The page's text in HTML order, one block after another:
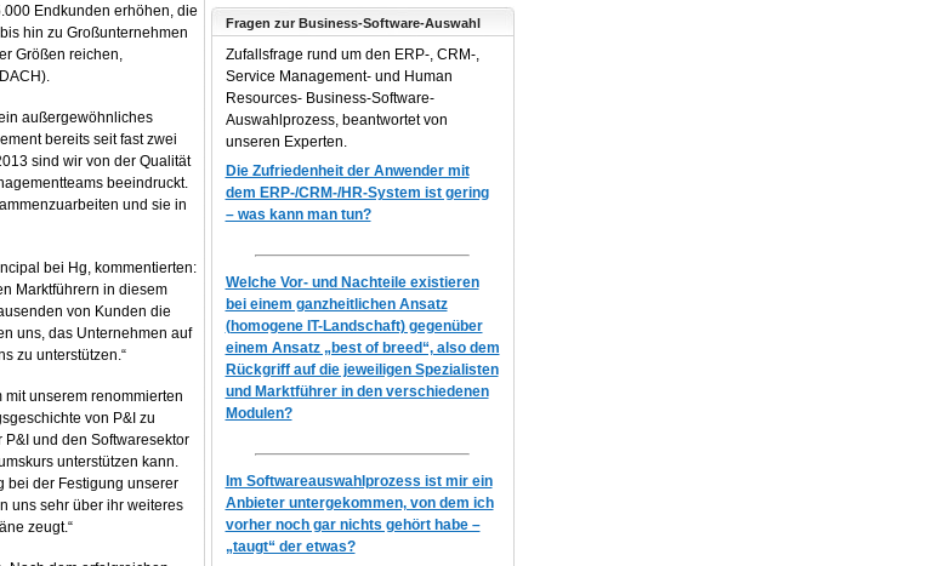
Endkunden erhöhen, die
hin zu Großunternehmen
Größen reichen,
außergewöhnliches
bereits seit fast zwei
sind wir von der Qualität
beeindruckt.
und sie in
bei Hg, kommentierten:
Marktführern in diesem
von Kunden die
uns, das Unternehmen auf
zu unterstützen.“
mit unserem renommierten
von P&I zu
und den Softwaresektor
unterstützen kann.
bei der Festigung unserer
uns sehr über ihr weiteres
zeugt.“
Fragen zur Business-Software-Auswahl
Zufallsfrage rund um den ERP-, CRM-,
Service Management- und Human
Resources- Business-Software-
Auswahlprozess, beantwortet von
unseren Experten.
Die Zufriedenheit der Anwender mit
dem ERP-/CRM-/HR-System ist gering
– was kann man tun?
Welche Vor- und Nachteile existieren
bei einem ganzheitlichen Ansatz
(homogene IT-Landschaft) gegenüber
einem Ansatz „best of breed“, also dem
Rückgriff auf die jeweiligen Spezialisten
und Marktführer in den verschiedenen
Modulen?
Im Softwareauswahlprozess ist mir ein
Anbieter untergekommen, von dem ich
vorher noch gar nichts gehört habe –
„taugt“ der etwas?